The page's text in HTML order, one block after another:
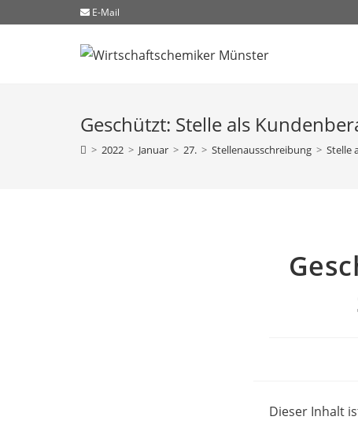
E-Mail
Geschützt: Stelle als
> 2022 > Januar > 27. > Stellenausschreibung > Stelle
Dieser Inhalt